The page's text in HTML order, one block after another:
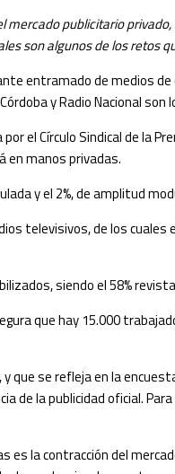
publicitario
son algunos de los retos
entramado de medios
y Radio Nacional
el Círculo Sindical de la
en manos privadas.
y el 2%, de amplitud
televisivos, de los cuales
siendo el 58%
que hay 15.000
que se refleja en la
de la publicidad oficial.
la contracción del